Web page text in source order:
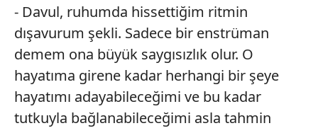
- Davul, ruhumda hissettiğim ritmin
dışavurum şekli. Sadece bir enstrüman
demem ona büyük saygısızlık olur. O
hayatıma girene kadar herhangi bir şeye
hayatımı adayabileceğimi ve bu kadar
tutkuyla bağlanabileceğimi asla tahmin